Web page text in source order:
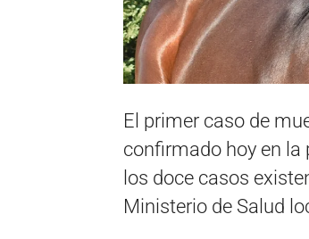
El primer caso de
confirmado hoy en la
los doce casos
Ministerio de Salud